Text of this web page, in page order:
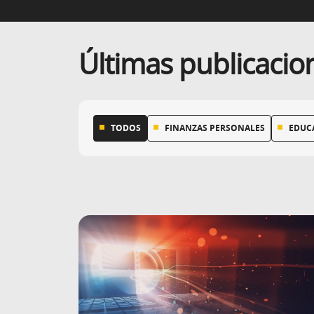
Últimas
TODOS FINANZAS PERSONALES
Fecha(Abrir calendario)